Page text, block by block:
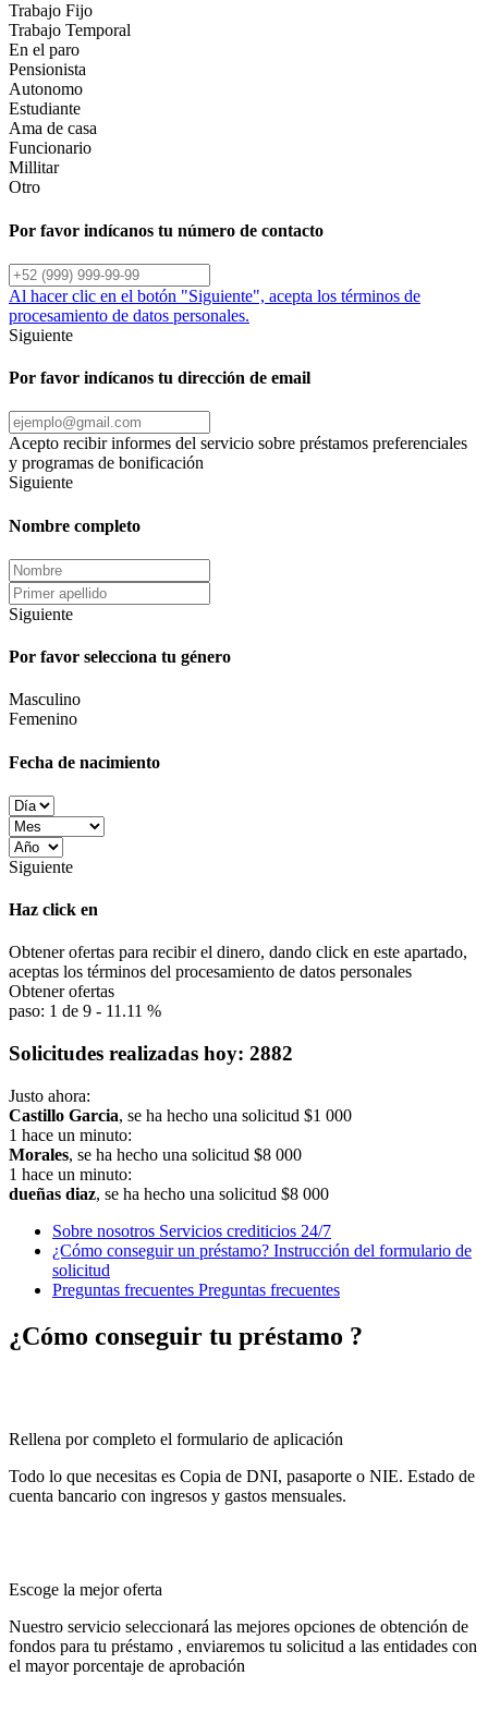
Trabajo Fijo
Trabajo Temporal
En el paro
Pensionista
Autonomo
Estudiante
Ama de casa
Funcionario
Millitar
Otro
Por favor indícanos tu número de contacto
Al hacer clic en el botón "Siguiente", acepta los términos de
procesamiento de datos personales.
Siguiente
Por favor indícanos tu dirección de email
Acepto recibir informes del servicio sobre préstamos preferenciales
y programas de bonificación
Siguiente
Nombre completo
Siguiente
Por favor selecciona tu género
Masculino
Femenino
Fecha de nacimiento
Siguiente
Haz click en
Obtener ofertas para recibir el dinero, dando click en este apartado,
aceptas los términos del procesamiento de datos personales
Obtener ofertas
paso: 1 de 9 - 11.11 %
Solicitudes realizadas hoy: 2882
Justo ahora:
Castillo Garcia, se ha hecho una solicitud $1 000
1 hace un minuto:
Morales, se ha hecho una solicitud $8 000
1 hace un minuto:
dueñas diaz, se ha hecho una solicitud $8 000
Sobre nosotros Servicios crediticios 24/7
¿Cómo conseguir un préstamo? Instrucción del formulario de
solicitud
Preguntas frecuentes Preguntas frecuentes
¿Cómo conseguir tu préstamo ?
Rellena por completo el formulario de aplicación
Todo lo que necesitas es Copia de DNI, pasaporte o NIE. Estado de
cuenta bancario con ingresos y gastos mensuales.
Escoge la mejor oferta
Nuestro servicio seleccionará las mejores opciones de obtención de
fondos para tu préstamo , enviaremos tu solicitud a las entidades con
el mayor porcentaje de aprobación